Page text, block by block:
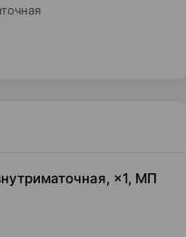
×1, МП